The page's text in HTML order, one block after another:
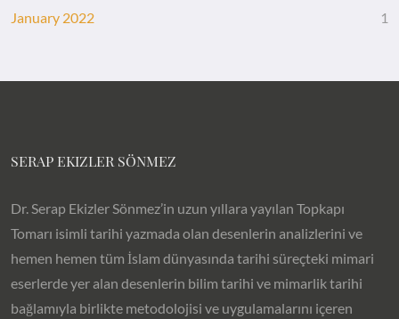
January 2022 1
SERAP EKIZLER SÖNMEZ
Dr. Serap Ekizler Sönmez’in uzun yıllara yayılan Topkapı
Tomarı isimli tarihi yazmada olan desenlerin analizlerini ve
hemen hemen tüm İslam dünyasında tarihi süreçteki mimari
eserlerde yer alan desenlerin bilim tarihi ve mimarlik tarihi
bağlamıyla birlikte metodolojisi ve uygulamalarını içeren